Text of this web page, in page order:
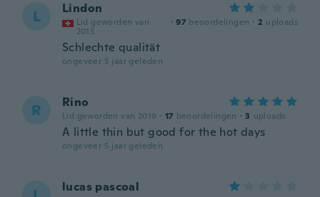
L Lindon
Lid geworden van
2015
· 97 beoordelingen · 2 uploads
Schlechte qualität
ongeveer 5 jaar geleden
R Rino
Lid geworden van 2019 · 17 beoordelingen · 3 uploads
A little thin but good for the hot days
ongeveer 5 jaar geleden
lucas pascoal